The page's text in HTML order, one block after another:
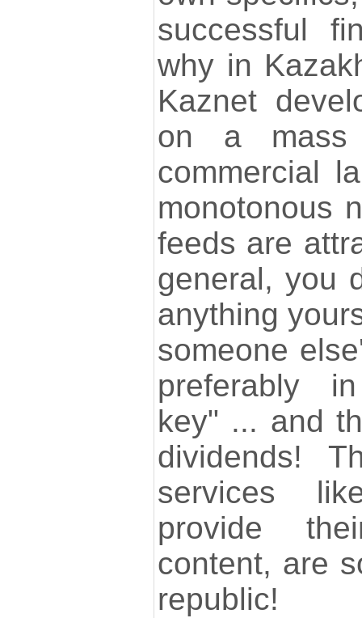
successful
why in
Kaznet
on a mass
commercial
monotonous
feeds are
general, you
anything
someone
preferably
key" ... and
dividends!
services
provide
content, are
republic!